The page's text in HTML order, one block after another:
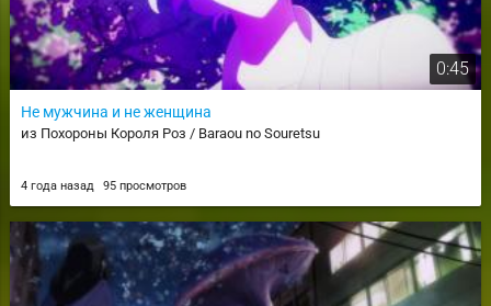
0:45
Не мужчина и не женщина
из Похороны Короля Роз / Baraou no Souretsu
4 года назад 95 просмотров